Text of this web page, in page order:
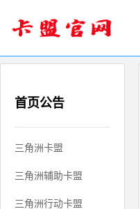
首页公告
三角洲卡盟
三角洲辅助卡盟
三角洲行动卡盟